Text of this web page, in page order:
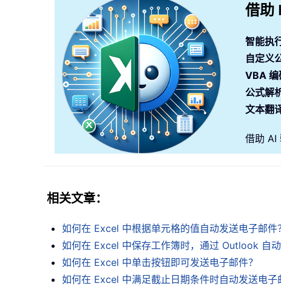
借助
智能执
自定义
VBA 编
公式解
文本翻
借助 AI
相关文章：
如何在 Excel 中根据单元格的值自动发送电子邮件
如何在 Excel 中保存工作簿时，通过 Outlook 自动
如何在 Excel 中单击按钮即可发送电子邮件？
如何在 Excel 中满足截止日期条件时自动发送电子